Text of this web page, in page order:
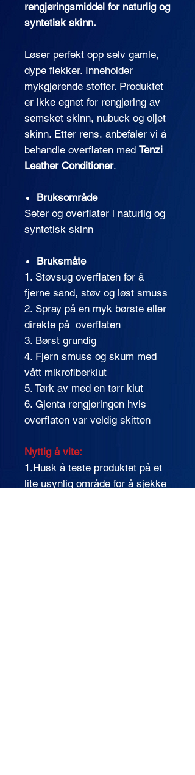
rengjøringsmiddel for naturlig og
syntetisk skinn.
Løser perfekt opp selv gamle,
dype flekker. Inneholder
mykgjørende stoffer. Produktet
er ikke egnet for rengjøring av
semsket skinn, nubuck og oljet
skinn. Etter rens, anbefaler vi å
behandle overflaten med Tenzi
Leather Conditioner.
Bruksområde
Seter og overflater i naturlig og
syntetisk skinn
Bruksmåte
1. Støvsug overflaten for å
fjerne sand, støv og løst smuss
2. Spray på en myk børste eller
direkte på overflaten
3. Børst grundig
4. Fjern smuss og skum med
vått mikrofiberklut
5. Tørk av med en tørr klut
6. Gjenta rengjøringen hvis
overflaten var veldig skitten
Nyttig å vite:
1.Husk å teste produktet på et
lite usynlig område for å sjekke